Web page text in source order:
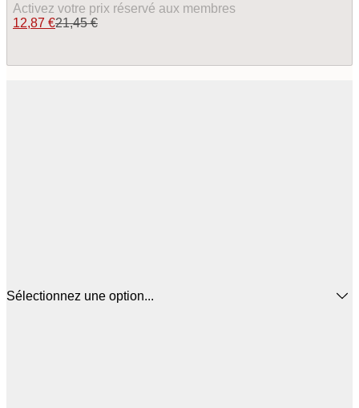
Activez votre prix réservé aux membres
12,87 €21,45 €
Sélectionnez une option...